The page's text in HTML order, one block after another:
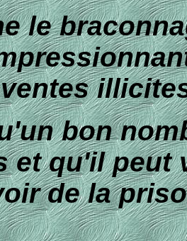
le
bon
et qu'il peut
de la